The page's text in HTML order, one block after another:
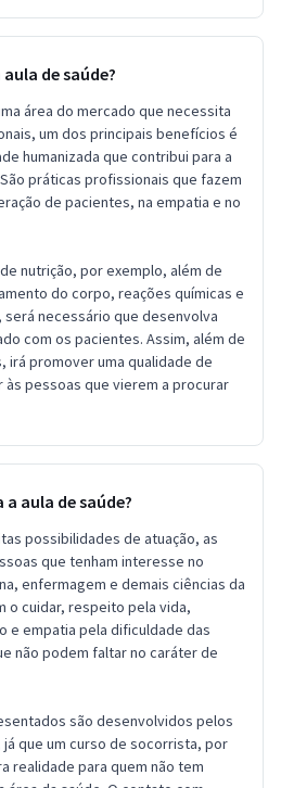
de saúde?
área do mercado que necessita
um dos principais benefícios é
humanizada que contribui para a
práticas profissionais que fazem
de pacientes, na empatia e no
nutrição, por exemplo, além de
do corpo, reações químicas e
necessário que desenvolva
com os pacientes. Assim, além de
irá promover uma qualidade de
pessoas que vierem a procurar
aula de saúde?
possibilidades de atuação, as
que tenham interesse no
enfermagem e demais ciências da
o cuidar, respeito pela vida,
e empatia pela dificuldade das
não podem faltar no caráter de
são desenvolvidos pelos
já que um curso de socorrista, por
realidade para quem não tem